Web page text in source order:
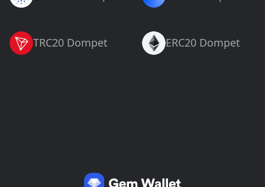
TRC20 Dompet ERC20 Dompet